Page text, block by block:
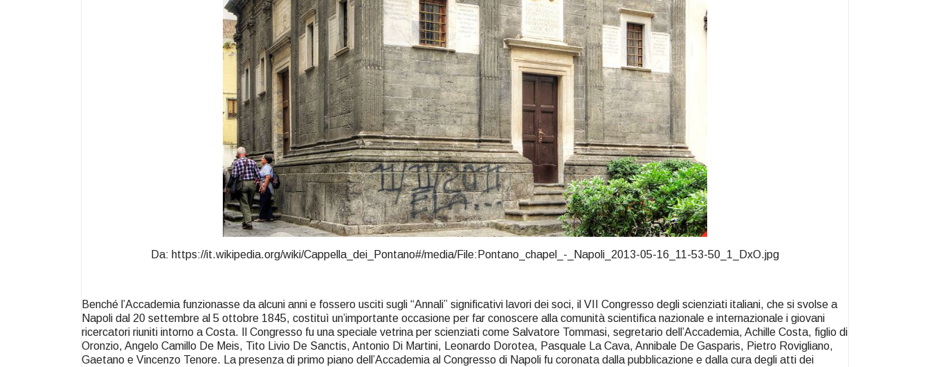
Da: https://it.wikipedia.org/wiki/Cappella_dei_Pontano#/media/File:Pontano_chapel_-_Napoli_2013-05-16_11-53-50_1_DxO.jpg
Benché l’Accademia funzionasse da alcuni anni e fossero usciti sugli “Annali” significativi lavori dei soci, il VII Congresso degli scienziati italiani, che si svolse a
Napoli dal 20 settembre al 5 ottobre 1845, costituì un’importante occasione per far conoscere alla comunità scientifica nazionale e internazionale i giovani
ricercatori riuniti intorno a Costa. Il Congresso fu una speciale vetrina per scienziati come Salvatore Tommasi, segretario dell’Accademia, Achille Costa, figlio di
Oronzio, Angelo Camillo De Meis, Tito Livio De Sanctis, Antonio Di Martini, Leonardo Dorotea, Pasquale La Cava, Annibale De Gasparis, Pietro Rovigliano,
Gaetano e Vincenzo Tenore. La presenza di primo piano dell’Accademia al Congresso di Napoli fu coronata dalla pubblicazione e dalla cura degli atti dei